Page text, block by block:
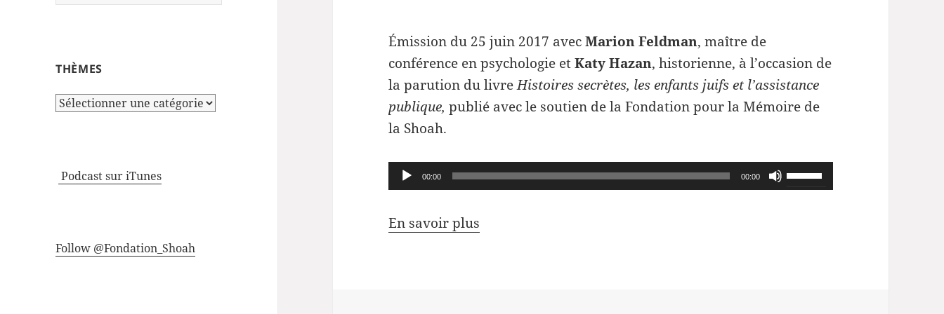
THÈMES
Thèmes
Podcast sur iTunes
Follow @Fondation_Shoah
Émission du 25 juin 2017 avecMarion Feldman, maître de
conférence en psychologie etKaty Hazan, historienne, à l’occasion de
la parution du livreHistoires secrètes, les enfants juifs et l’assistance
publique, publié avec le soutien de la Fondation pour la Mémoire de
la Shoah.
Lecteur
audio
00:00 00:00
Utilisez
les
En savoir plus